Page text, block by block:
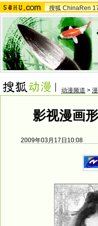
搜狐 ChinaRen
动漫频道 >
影视漫画
2009年03月17日10:08